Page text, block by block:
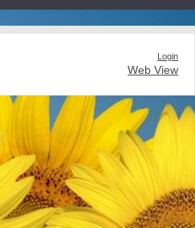
Login
Web View